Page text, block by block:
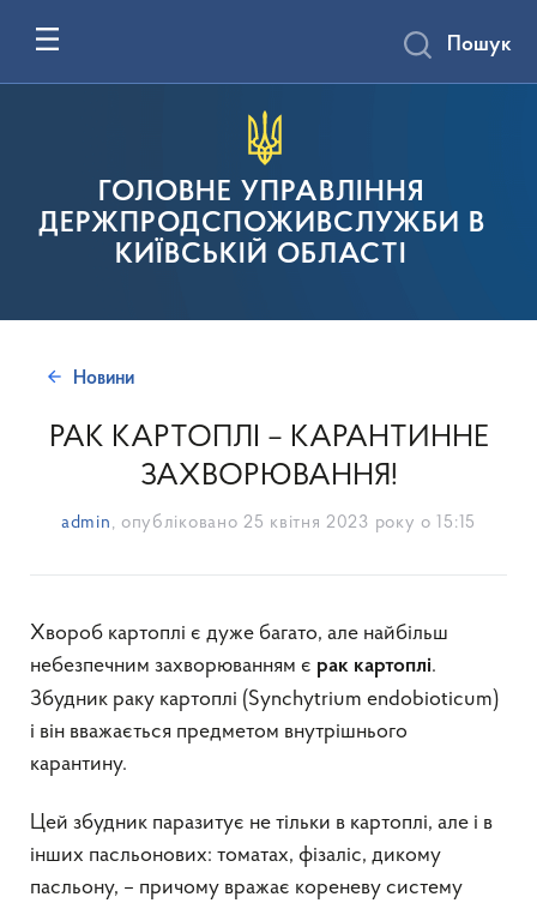
ГОЛОВНЕ УПРАВЛІННЯ
ДЕРЖПРОДСПОЖИВСЛУЖБИ В
КИЇВСЬКІЙ ОБЛАСТІ
Пошук
Новини
РАК КАРТОПЛІ – КАРАНТИННЕ
ЗАХВОРЮВАННЯ!
admin , опубліковано 25 квітня 2023 року о 15:15
Хвороб картоплі є дуже багато, але найбільш
небезпечним захворюванням є рак картоплі.
Збудник раку картоплі (Synchytrium endobioticum)
і він вважається предметом внутрішнього
карантину.
Цей збудник паразитує не тільки в картоплі, але і в
інших пасльонових: томатах, фізаліс, дикому
пасльону, – причому вражає кореневу систему